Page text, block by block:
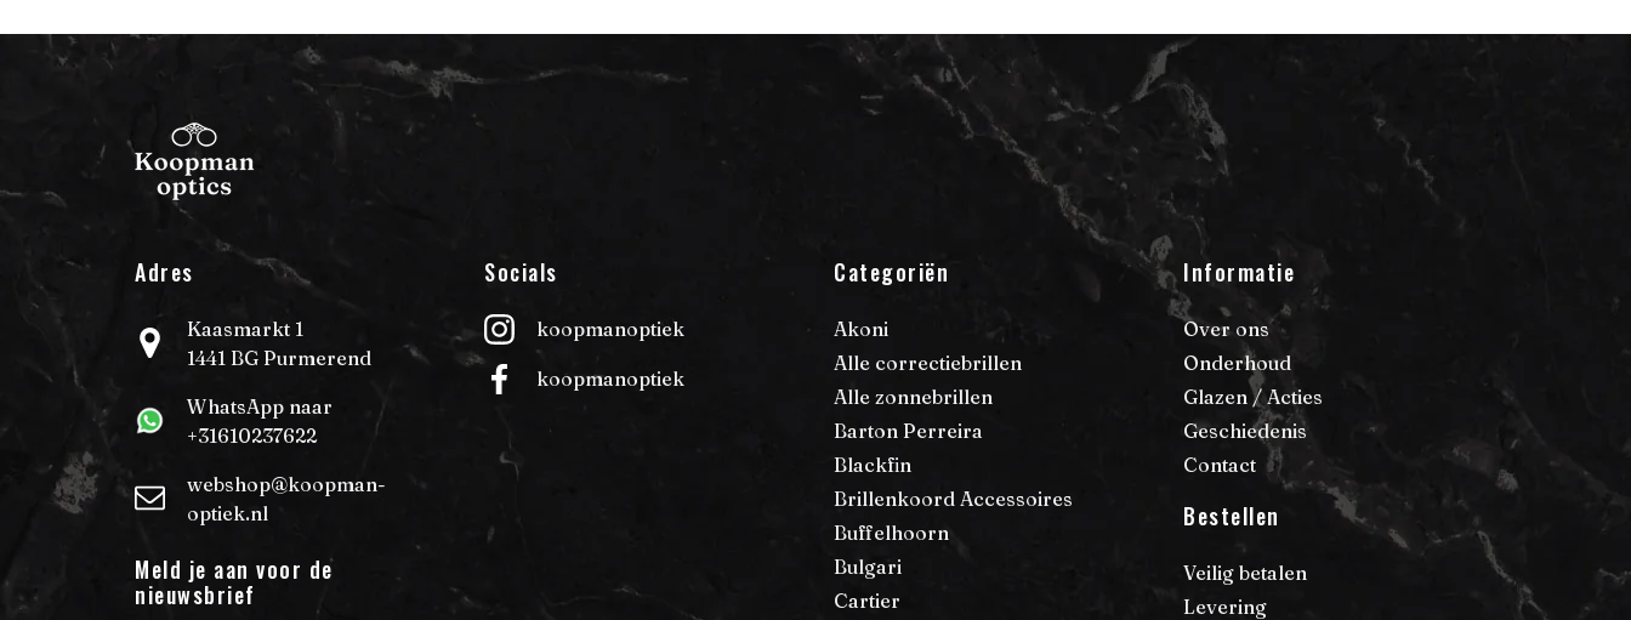
Adres
Kaasmarkt 1
1441 BG Purmerend
WhatsApp naar
+31610237622
webshop@koopman-
optiek.nl
Meld je aan voor de
nieuwsbrief
Socials
koopmanoptiek
koopmanoptiek
Categoriën
Akoni
Alle correctiebrillen
Alle zonnebrillen
Barton Perreira
Blackfin
Brillenkoord Accessoires
Buffelhoorn
Bulgari
Cartier
Informatie
Over ons
Onderhoud
Glazen / Acties
Geschiedenis
Contact
Bestellen
Veilig betalen
Levering